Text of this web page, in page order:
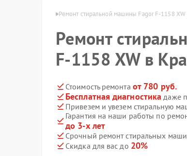
Ремонт стиральной машины Fagor F-1158 XW
Ремонт
F-1158 XW в
Стоимость ремонта от 780 руб.
Бесплатная диагностика даже
Привезем и увезем стиральную
Гарантия на наши работы по
до 3-х лет
Срочный ремонт стиральных
Скидка для вас до 20%